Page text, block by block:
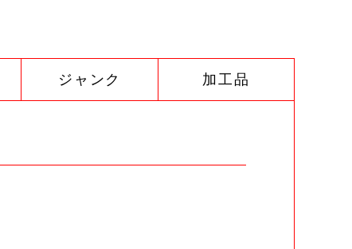
ジャンク 加工品